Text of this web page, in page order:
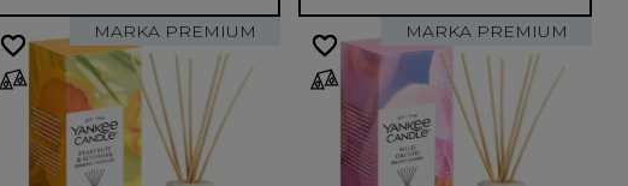
MARKA PREMIUM
favorite_border
favorite_border MARKA PREMIUM
favorite_border
favorite_border